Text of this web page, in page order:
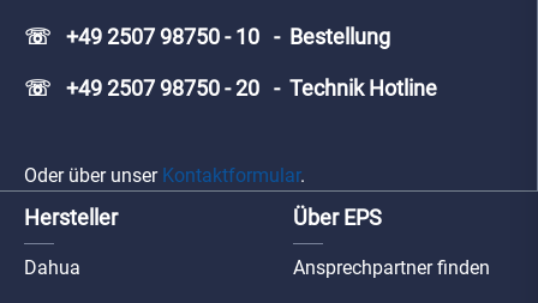
☏ +49 2507 98750 - 10 - Bestellung
☏ +49 2507 98750 - 20 - Technik Hotline
Oder über unser Kontaktformular.
Hersteller
Dahua
Über EPS
Ansprechpartner finden